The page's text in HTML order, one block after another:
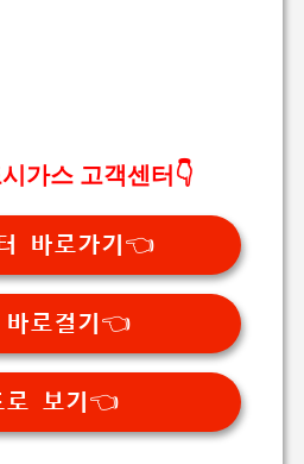
가스 고객센터👇
바로가기👈
로걸기👈
로 보기👈